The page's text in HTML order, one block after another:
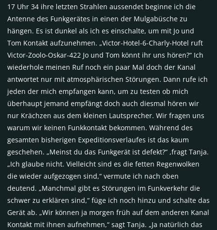
17 Uhr 34 ihre letzten Strahlen aussendet beginne ich die
Antenne des Funkgerätes in einen der Mulgabüsche zu
hängen. Es ist dunkel als ich es einschalte, um mit Jo und
Tom Kontakt aufzunehmen. „Victor-Hotel-6-Charly-Hotel ruft
Victor-Zoolo-Oskar-422 Jo und Tom könnt ihr uns hören?“ Ich
wiederhole meinen Ruf noch ein paar Mal doch der Kanal
antwortet nur mit atmosphärischen Störungen. Dann rufe ich
jeden der mich empfangen kann, um zu testen ob mich
überhaupt jemand empfängt doch auch diesmal hören wir
nur Krächzen aus dem kleinen Lautsprecher. Wir fragen uns
warum wir keinen Funkkontakt bekommen. Während des
gesamten bisherigen Expeditionsverlaufes ist das kaum
geschehen. „Meinst du das Funkgerät ist defekt?“ ,fragt Tanja.
„Ich glaube nicht. Vielleicht sind es die fetten Regenwolken
die wieder aufgezogen sind,“ vermute ich nach oben
deutend. „Manchmal gibt es Störungen im Funkverkehr die
schwer zu erklären sind,“ füge ich noch hinzu und schalte das
Gerät ab. „Wir können ja morgen früh auf dem anderen Kanal
Kontakt mit ihnen aufnehmen,“ sagt Tanja. „Ja natürlich das